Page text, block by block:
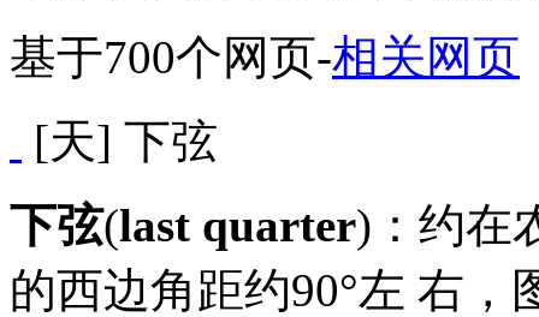
基于700个网页-相关网页
[天] 下弦
下弦(last quarter)：约在
的西边角距约90°左 右